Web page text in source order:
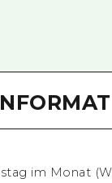
im Monat